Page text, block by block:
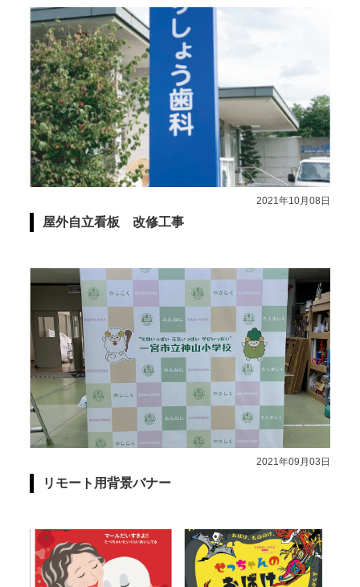
2021年10月08日
屋外自立看板 改修工事
2021年09月03日
リモート用背景バナー